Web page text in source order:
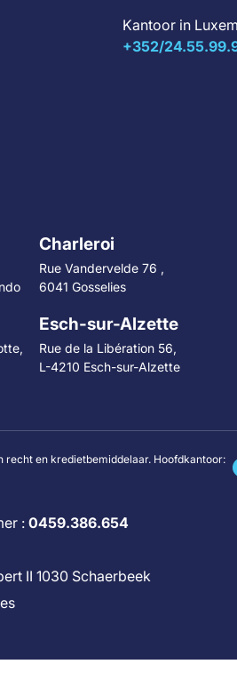
Kantoor in
+352/
Charleroi
Rue Vandervelde 76 ,
6041 Gosselies
Esch-sur-Alzette
Rue de la Libération 56,
L-4210 Esch-sur-Alzette
recht en kredietbemiddelaar. Hoofdkantoor:
:0459.386.654
II 1030 Schaerbeek